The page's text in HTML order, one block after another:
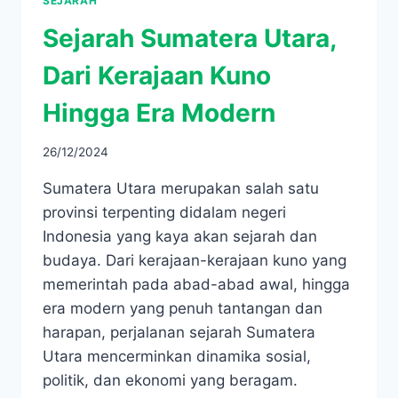
Sejarah Sumatera Utara,
Dari Kerajaan Kuno
Hingga Era Modern
26/12/2024
Sumatera Utara merupakan salah satu
provinsi terpenting didalam negeri
Indonesia yang kaya akan sejarah dan
budaya. Dari kerajaan-kerajaan kuno yang
memerintah pada abad-abad awal, hingga
era modern yang penuh tantangan dan
harapan, perjalanan sejarah Sumatera
Utara mencerminkan dinamika sosial,
politik, dan ekonomi yang beragam.​